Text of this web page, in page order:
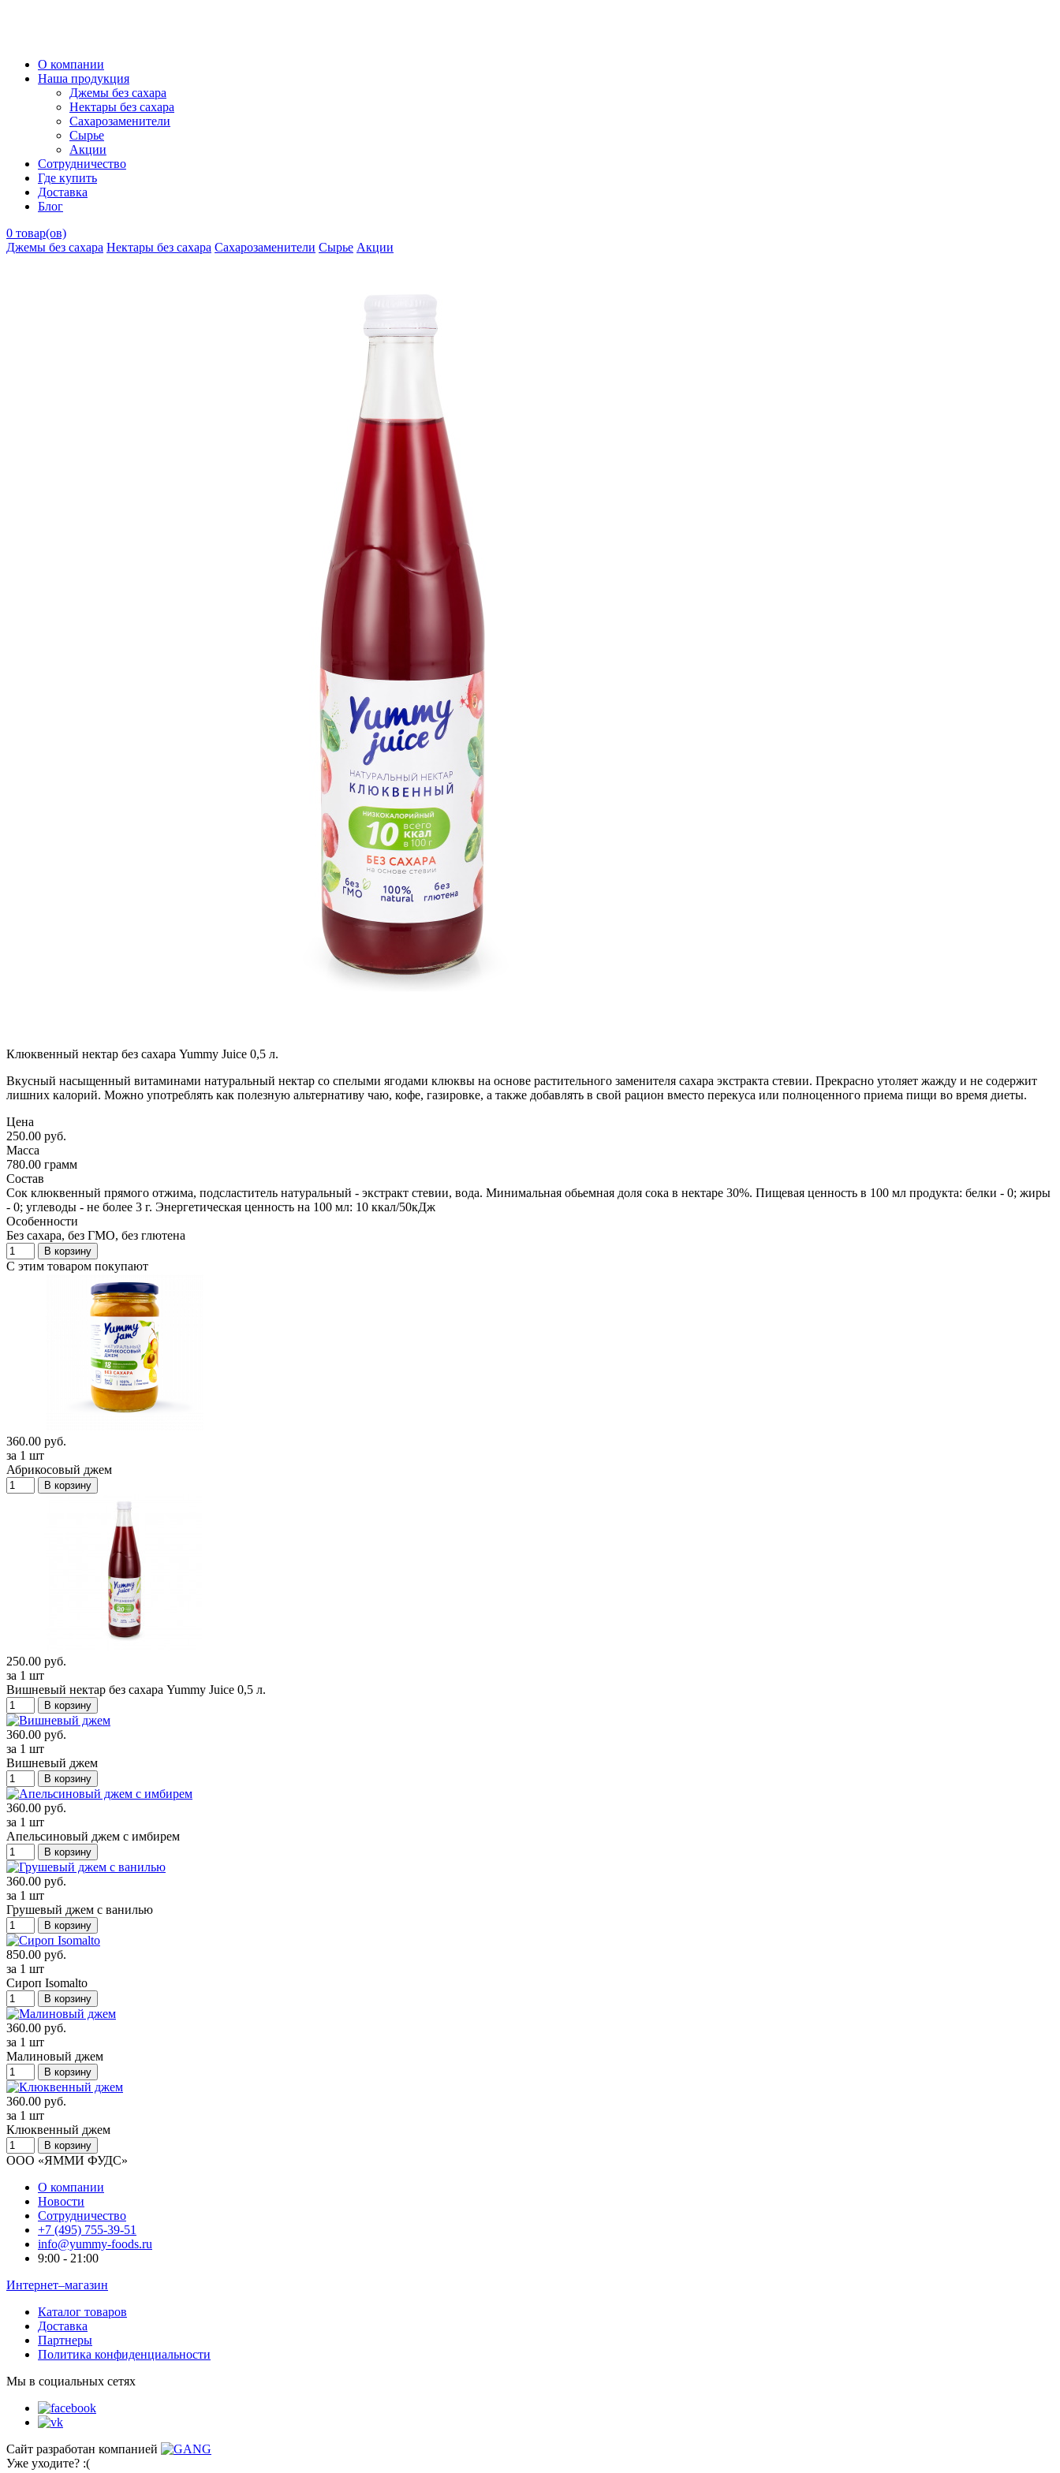
О компании
Наша продукция
Джемы без сахара
Нектары без сахара
Сахарозаменители
Сырье
Акции
Сотрудничество
Где купить
Доставка
Блог
0 товар(ов)
Джемы без сахара Нектары без сахара Сахарозаменители Сырье Акции
Клюквенный нектар без сахара Yummy Juice 0,5 л.
Вкусный насыщенный витаминами натуральный нектар со спелыми ягодами клюквы на основе растительного заменителя сахара экстракта стевии. Прекрасно утоляет жажду и не содержит
лишних калорий. Можно употреблять как полезную альтернативу чаю, кофе, газировке, а также добавлять в свой рацион вместо перекуса или полноценного приема пищи во время диеты.
Цена
250.00 руб.
Масса
780.00 грамм
Состав
Сок клюквенный прямого отжима, подсластитель натуральный - экстракт стевии, вода. Минимальная обьемная доля сока в нектаре 30%. Пищевая ценность в 100 мл продукта: белки - 0; жиры
- 0; углеводы - не более 3 г. Энергетическая ценность на 100 мл: 10 ккал/50кДж
Особенности
Без сахара, без ГМО, без глютена
В корзину
С этим товаром покупают
360.00 руб.
за 1 шт
Абрикосовый джем
В корзину
250.00 руб.
за 1 шт
Вишневый нектар без сахара Yummy Juice 0,5 л.
В корзину
360.00 руб.
за 1 шт
Вишневый джем
В корзину
360.00 руб.
за 1 шт
Апельсиновый джем с имбирем
В корзину
360.00 руб.
за 1 шт
Грушевый джем с ванилью
В корзину
850.00 руб.
за 1 шт
Сироп Isomalto
В корзину
360.00 руб.
за 1 шт
Малиновый джем
В корзину
360.00 руб.
за 1 шт
Клюквенный джем
В корзину
ООО «ЯММИ ФУДС»
О компании
Новости
Сотрудничество
+7 (495) 755-39-51
info@yummy-foods.ru
9:00 - 21:00
Интернет–магазин
Каталог товаров
Доставка
Партнеры
Политика конфиденциальности
Мы в социальных сетях
Сайт разработан компанией
Уже уходите? :(